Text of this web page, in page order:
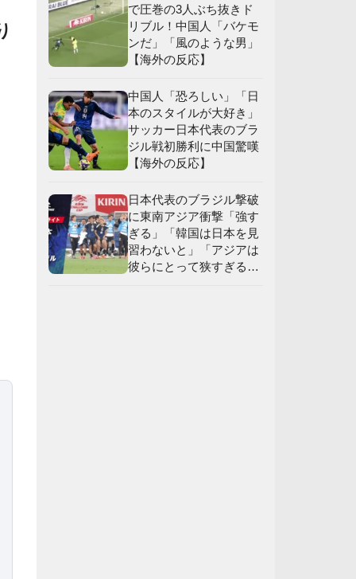
で圧巻の3人ぶち抜きド
リブル！中国人「バケモ
ンだ」「風のような男」
【海外の反応】
中国人「恐ろしい」「日
本のスタイルが大好き」
サッカー日本代表のブラ
ジル戦初勝利に中国驚嘆
【海外の反応】
日本代表のブラジル撃破
に東南アジア衝撃「強す
ぎる」「韓国は日本を見
習わないと」「アジアは
彼らにとって狭すぎる」